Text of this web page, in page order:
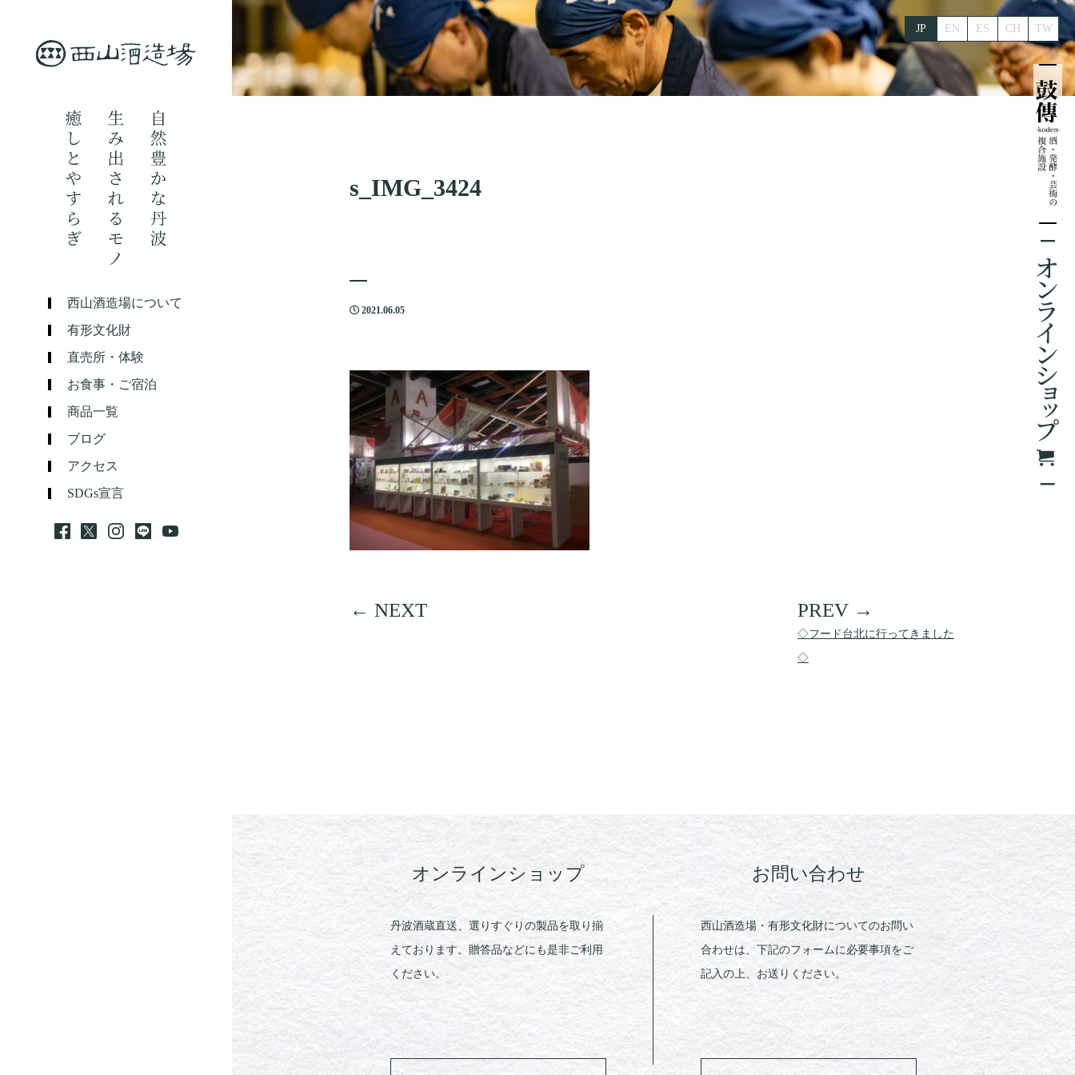
西山酒造場について
有形文化財
直売所・体験
お食事・ご宿泊
商品一覧
ブログ
アクセス
SDGs宣言
EN ES
JP CH TW
s_IMG_3424
2021.06.05
◇フード台北に行ってきました
◇
オンラインショップ
丹波酒蔵直送、選りすぐりの製品を取り揃
えております。贈答品などにも是非ご利用
ください。
お問い合わせ
西山酒造場・有形文化財についてのお問い
合わせは、下記のフォームに必要事項をご
記入の上、お送りください。